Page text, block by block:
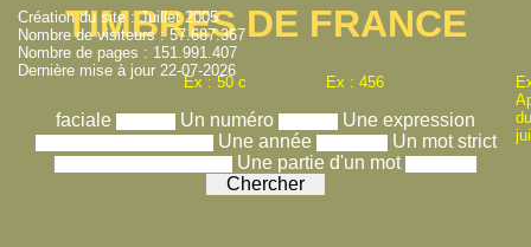
TIMBRES DE FRANCE
Ex : 50 c Ex : 456
faciale Un numéro
Une expression
Une année
Un mot strict
Une partie d'un mot
Création du site : Juillet 2005
Nombre de visiteurs : 57.687.367
Nombre de pages : 151.991.407
Dernière mise à jour 22-07-2026